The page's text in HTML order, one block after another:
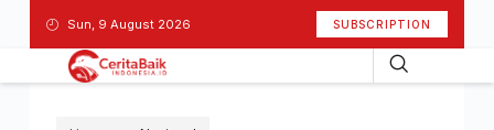
Sun, 9 August 2026 SUBSCRIPTION